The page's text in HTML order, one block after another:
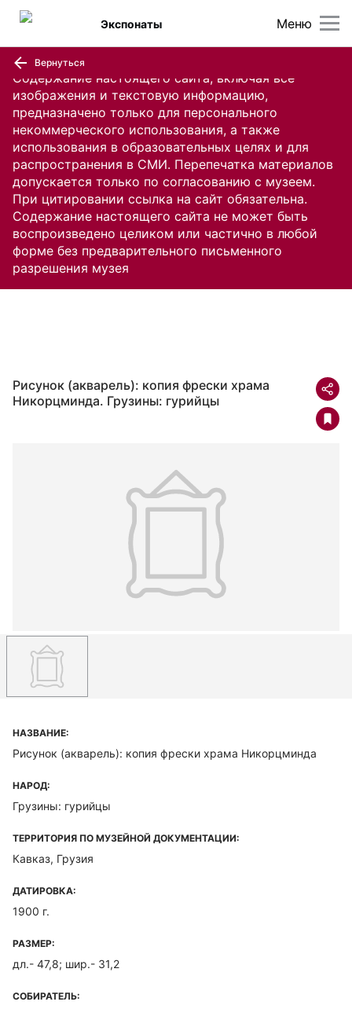
Содержание настоящего сайта, включая все
изображения и текстовую информацию,
предназначено только для персонального
некоммерческого использования, а также
использования в образовательных целях и для
распространения в СМИ. Перепечатка материалов
допускается только по согласованию с музеем.
При цитировании ссылка на сайт обязательна.
Содержание настоящего сайта не может быть
воспроизведено целиком или частично в любой
форме без предварительного письменного
разрешения музея
Меню
Экспонаты
Вернуться
Рисунок (акварель): копия фрески храма
Никорцминда. Грузины: гурийцы
НАЗВАНИЕ:
Рисунок (акварель): копия фрески храма Никорцминда
НАРОД:
Грузины: гурийцы
ТЕРРИТОРИЯ ПО МУЗЕЙНОЙ ДОКУМЕНТАЦИИ:
Кавказ, Грузия
ДАТИРОВКА:
1900 г.
РАЗМЕР:
дл.- 47,8; шир.- 31,2
СОБИРАТЕЛЬ: